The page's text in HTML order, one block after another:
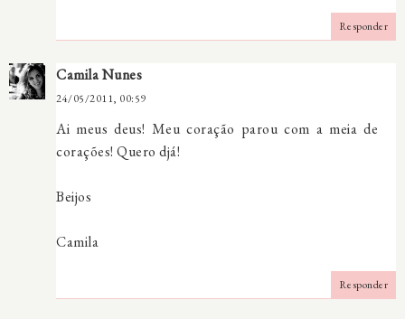
Responder
Camila Nunes
24/05/2011, 00:59
Ai meus deus! Meu coração parou com a meia de
corações! Quero djá!
Beijos
Camila
Responder